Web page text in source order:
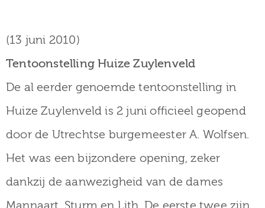
Verhalen
over
Zuilen
Collectie
(13 juni 2010)
Tentoonstelling Huize Zuylenveld
De al eerder genoemde tentoonstelling in
Huize Zuylenveld is 2 juni officieel geopend
door de Utrechtse burgemeester A. Wolfsen.
Het was een bijzondere opening, zeker
dankzij de aanwezigheid van de dames
Mannaart, Sturm en Lith. De eerste twee zijn